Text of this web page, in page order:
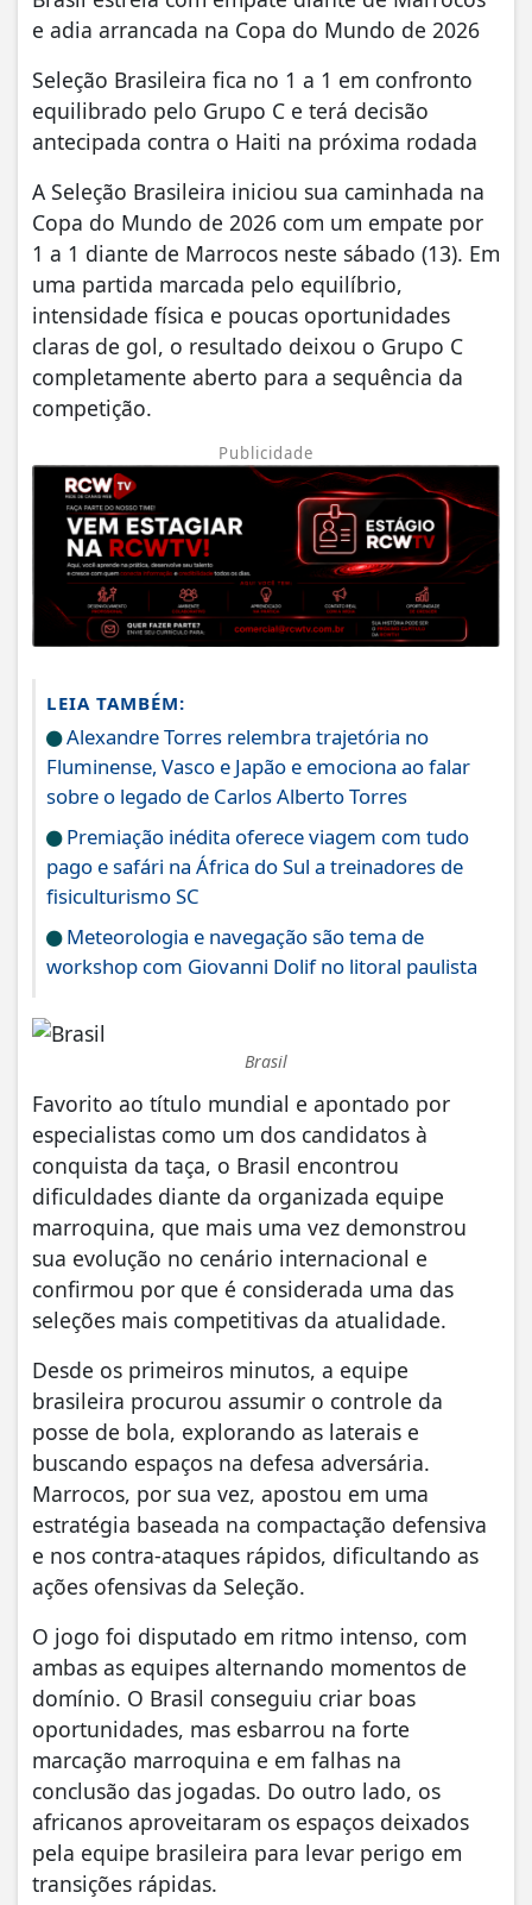
e adia arrancada na Copa do Mundo de 2026
Seleção Brasileira fica no 1 a 1 em confronto
equilibrado pelo Grupo C e terá decisão
antecipada contra o Haiti na próxima rodada
A Seleção Brasileira iniciou sua caminhada na
Copa do Mundo de 2026 com um empate por
1 a 1 diante de Marrocos neste sábado (13). Em
uma partida marcada pelo equilíbrio,
intensidade física e poucas oportunidades
claras de gol, o resultado deixou o Grupo C
completamente aberto para a sequência da
competição.
Publicidade
LEIA TAMBÉM:
Alexandre Torres relembra trajetória no
Fluminense, Vasco e Japão e emociona ao falar
sobre o legado de Carlos Alberto Torres
Premiação inédita oferece viagem com tudo
pago e safári na África do Sul a treinadores de
fisiculturismo SC
Meteorologia e navegação são tema de
workshop com Giovanni Dolif no litoral paulista
Brasil
Favorito ao título mundial e apontado por
especialistas como um dos candidatos à
conquista da taça, o Brasil encontrou
dificuldades diante da organizada equipe
marroquina, que mais uma vez demonstrou
sua evolução no cenário internacional e
confirmou por que é considerada uma das
seleções mais competitivas da atualidade.
Desde os primeiros minutos, a equipe
brasileira procurou assumir o controle da
posse de bola, explorando as laterais e
buscando espaços na defesa adversária.
Marrocos, por sua vez, apostou em uma
estratégia baseada na compactação defensiva
e nos contra-ataques rápidos, dificultando as
ações ofensivas da Seleção.
O jogo foi disputado em ritmo intenso, com
ambas as equipes alternando momentos de
domínio. O Brasil conseguiu criar boas
oportunidades, mas esbarrou na forte
marcação marroquina e em falhas na
conclusão das jogadas. Do outro lado, os
africanos aproveitaram os espaços deixados
pela equipe brasileira para levar perigo em
transições rápidas.